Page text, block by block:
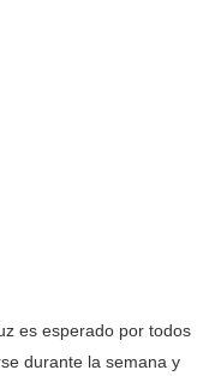
es esperado por todos
durante la semana y